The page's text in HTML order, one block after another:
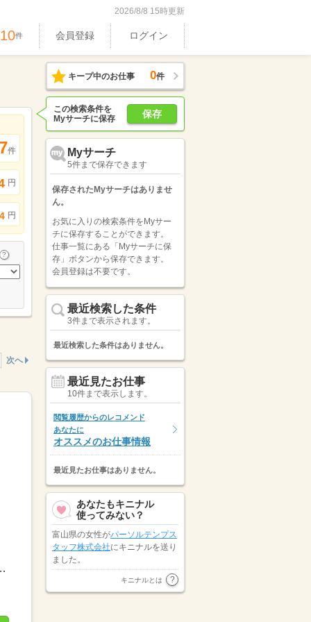
2026/8/8 15時更新
件 会員登録 ログイン
件
円
円
次へ
全額支給週2日～・1日2h～OK！...
キープ中のお仕事 0件
保存
この検索条件を
Myサーチに保存
Myサーチ
5件まで保存できます
保存されたMyサーチはありませ
ん。
お気に入りの検索条件をMyサー
チに保存することができます。
仕事一覧にある「Myサーチに保
存」ボタンから保存できます。
会員登録は不要です。
最近検索した条件
3件まで表示されます。
最近検索した条件はありません。
最近見たお仕事
10件まで表示します。
閲覧履歴からのレコメンド
あなたに
オススメのお仕事情報
最近見たお仕事はありません。
あなたもキニナル
使ってみない？
富山県の女性がパーソルテンプス
タッフ株式会社にキニナルを送り
ました。
株式会社オープン
ループパートナーズにキニナルを
キニナルとは